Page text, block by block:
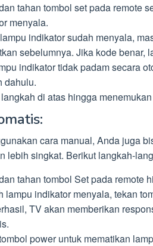
tahan tombol set pada remote
menyala.
indikator sudah menyala,
sebelumnya. Jika kode benar,
indikator tidak padam secara
dahulu.
di atas hingga
cara manual, Anda juga
lebih singkat. Berikut langkah-
tahan tombol Set pada remote
lampu indikator menyala, tekan
TV akan memberikan
power untuk mematikan